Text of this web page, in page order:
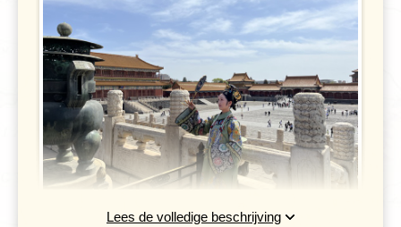
Het beginpunt van deze reis is Beijing, de hoofdstad van
Lees de volledige beschrijving